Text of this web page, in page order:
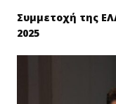
Συμμετοχή της
2025